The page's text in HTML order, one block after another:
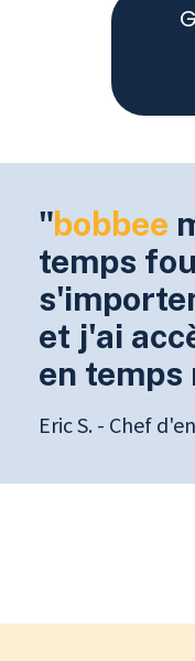
"bobbee
temps
et j'ai
en temps
Eric S. - Chef